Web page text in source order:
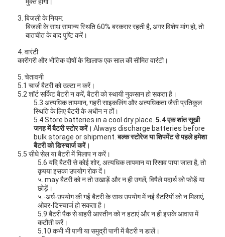
प्राथमिक लिथियम बैटरी
हाइब्रिड कार बैटरी
3. बिजली के नियम:
बिजली के साथ सामान्य स्थिति 60% बरकरार रहती है, अगर विशेष मांग हो, तो
बातचीत के बाद पुष्टि करें।
4. वारंटी
कारीगरी और भौतिक दोषों के खिलाफ एक साल की सीमित वारंटी।
5. चेतावनी
5.1 चार्ज बैटरी को उल्टा न करें।
5.2 शॉर्ट सर्किट बैटरी न करें, बैटरी को स्थायी नुकसान हो सकता है।
5.3 अत्यधिक तापमान, गहरी साइकलिंग और अत्यधिकता जैसी प्रतिकूल
स्थिति के लिए बैटरी के अधीन न हों।
5.4 Store batteries in a cool dry place. 5.4 एक शांत सूखी
जगह में बैटरी स्टोर करें। Always discharge batteries before
bulk storage or shipment. बल्क स्टोरेज या शिपमेंट से पहले हमेशा
बैटरी को डिस्चार्ज करें।
5.5 सीधे सेल या बैटरी में मिलाप न करें।
5.6 यदि बैटरी से कोई शोर, अत्यधिक तापमान या रिसाव पाया जाता है, तो
कृपया इसका उपयोग रोक दें।
५. may बैटरी को न तो उखाड़ें और न ही उगलें, विषैले पदार्थ को फोड़ें या
छोड़ें।
५.-अर्ध-उपयोग की गई बैटरी के साथ उपयोग में नई बैटरियों को न मिलाएं,
ओवर-डिस्चार्ज हो सकता है।
5.9 बैटरी पैक से बाहरी आस्तीन को न हटाएं और न ही इसके आवास में
कटौती करें।
5.10 कभी भी पानी या समुद्री पानी में बैटरी न डालें।